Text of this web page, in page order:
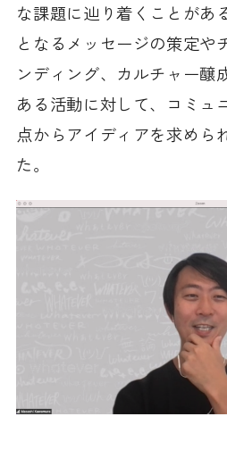
な課題に辿り着くことがあ
となるメッセージの策定や
ンディング、カルチャー醸
ある活動に対して、コミュ
点からアイディアを求めら
た。